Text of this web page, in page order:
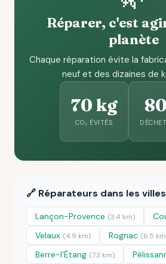
Réparer, c'est
planète
Chaque réparation évite la
neuf et des dizaines de
70 kg
CO₂ ÉVITÉS
🔗 Réparateurs dans les
Lançon-Provence (3.4 km)
Velaux (4.9 km) Rognac (6.5
Berre-l'Étang (7.3 km)